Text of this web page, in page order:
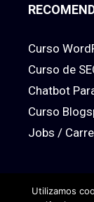
Curso
Curso de
Chatbot
Curso
Jobs /
Utilizamos